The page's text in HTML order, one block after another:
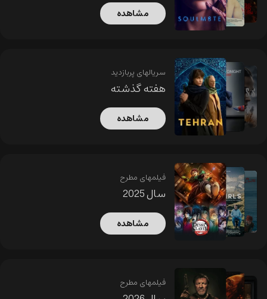
مشاهده
سریالهای پربازدید
هفته گذشته
مشاهده
فیلمهای مطرح
سال 2025
مشاهده
فیلمهای مطرح